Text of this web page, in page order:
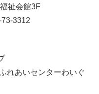
祉会館3F
3312
れあいセンターわいぐ